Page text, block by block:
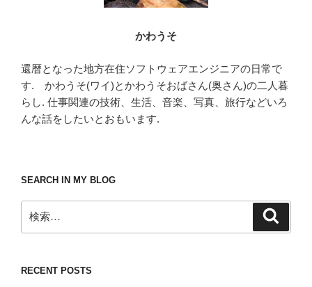
かわうそ
還暦となった地方在住ソフトウェアエンジニアの日常で
す. かわうそ(ワイ)とかわうそおばさん(奥さん)の二人暮
らし. 仕事関連の技術、生活、音楽、写真、旅行などいろ
んな話をしたいとおもいます.
SEARCH IN MY BLOG
索:
RECENT POSTS